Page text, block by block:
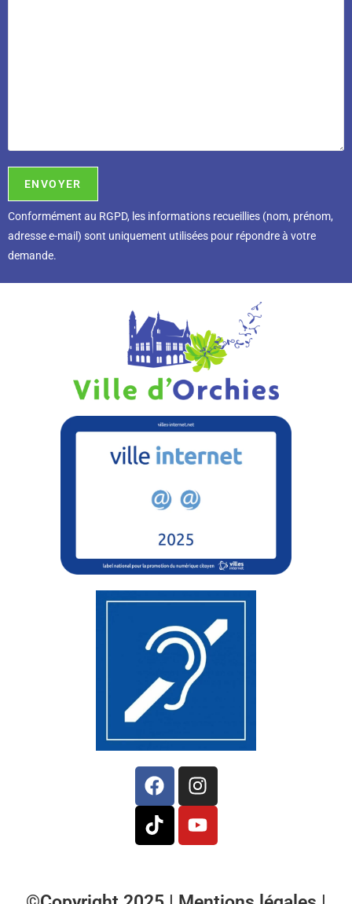
Conformément au RGPD, l es informations recueillies (nom, prénom,
adresse e-mail) sont uniquement utilisées pour répondre à votre
demande.